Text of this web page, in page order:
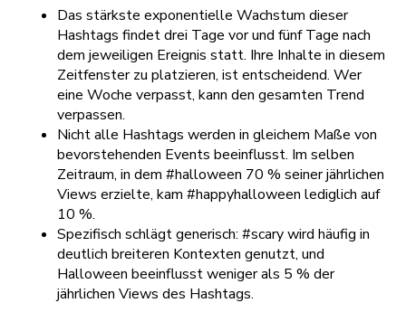
Das stärkste exponentielle Wachstum dieser
Hashtags findet drei Tage vor und fünf Tage nach
dem jeweiligen Ereignis statt. Ihre Inhalte in diesem
Zeitfenster zu platzieren, ist entscheidend. Wer
eine Woche verpasst, kann den gesamten Trend
verpassen.
Nicht alle Hashtags werden in gleichem Maße von
bevorstehenden Events beeinflusst. Im selben
Zeitraum, in dem #halloween 70 % seiner jährlichen
Views erzielte, kam #happyhalloween lediglich auf
10 %.
Spezifisch schlägt generisch: #scary wird häufig in
deutlich breiteren Kontexten genutzt, und
Halloween beeinflusst weniger als 5 % der
jährlichen Views des Hashtags.